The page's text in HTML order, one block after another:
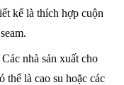
kế là thích hợp cuộn
nhà sản xuất cho
thể là cao su hoặc các